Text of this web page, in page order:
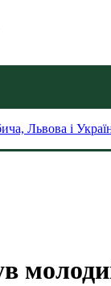
Львова і